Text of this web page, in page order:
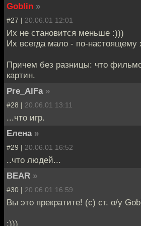
Goblin »
#27 | 20.06.01 12:01
Их не становится меньше :)))
Их всегда мало - по-настоящему
Причем без разницы: что
картин.
Pre_AlFa »
#28 | 20.06.01 13:11
...что игр.
Елена »
#29 | 20.06.01 16:52
..что людей...
BEAR »
#30 | 20.06.01 16:59
Вы это прекратите! (с) ст. о/у
:)))